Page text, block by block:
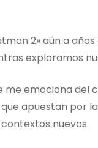
2» aún a
exploramos
me emociona del
apuestan por
nuevos.